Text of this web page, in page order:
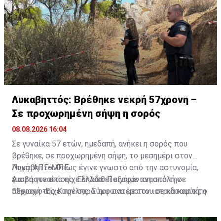
Λυκαβηττός: Βρέθηκε νεκρή 57χρονη –
Σε προχωρημένη σήψη η σορός
08.08.2026 16:04
Σε γυναίκα 57 ετών, ημεδαπή, ανήκει η σορός που
βρέθηκε, σε προχωρημένη σήψη, το μεσημέρι στον
Λυκαβηττό. Όπως έγινε γνωστό από την αστυνομία,
για τη γυναίκα είχε δηλωθεί εξαφάνιση από την
περιοχή της Κυψέλης. Σύμφωνα με τον ιατριδικαστή, ο
Πηγή: ΑΠΕ-ΜΠΕ
Διαβάστε επίσης:Ελλάδα: Ποινή με αναστολή σε
55χρονο-Είχε την σορό του πατέρα του σε καταψύκτη